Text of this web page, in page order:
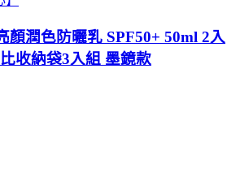
顏潤色防曬乳 SPF50+ 50ml 2入
收納袋3入組 墨鏡款